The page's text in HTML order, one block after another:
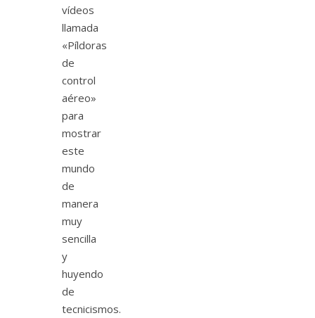
vídeos
llamada
«Píldoras
de
control
aéreo»
para
mostrar
este
mundo
de
manera
muy
sencilla
y
huyendo
de
tecnicismos.